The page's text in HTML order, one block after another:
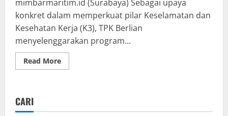
mimbarmaritim.id (Surabaya) Sebagai upaya
konkret dalam memperkuat pilar Keselamatan dan
Kesehatan Kerja (K3), TPK Berlian
menyelenggarakan program...
Read MoreRead
more
Koperasi
CARI